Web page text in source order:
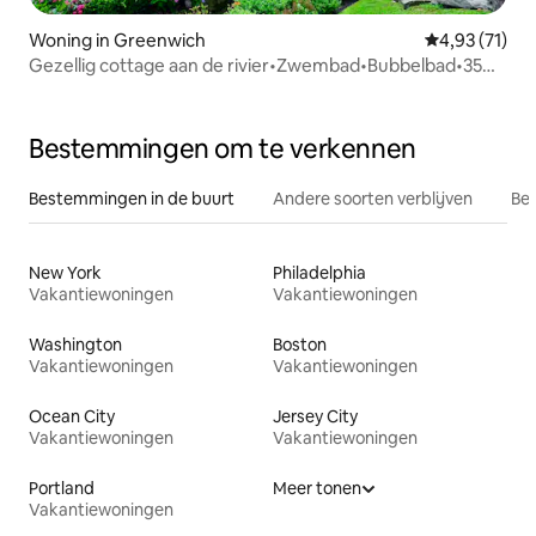
Woning in Greenwich Gemiddelde
4,93 (71)
Gezellig cottage aan de rivier•Zwembad•Bubbelbad•35
Bestemmingen om te verkennen
Bestemmingen in de buurt Andere soorten verblijven
New York
Vakantiewoningen
Philadelphia
Vakantiewoningen
Washington
Vakantiewoningen
Boston
Vakantiewoningen
Ocean City
Vakantiewoningen
Jersey City
Vakantiewoningen
Portland
Vakantiewoningen
Meer tonen